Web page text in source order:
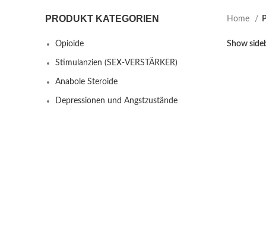
PRODUKT KATEGORIEN
Opioide
Stimulanzien (SEX-VERSTÄRKER)
Anabole Steroide
Depressionen und Angstzustände
Home
Show